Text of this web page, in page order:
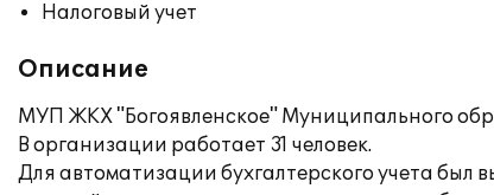
Налоговый учет
Описание
МУП ЖКХ "Богоявленское" Муниципального
В организации работает 31 человек.
Для автоматизации бухгалтерского учета был